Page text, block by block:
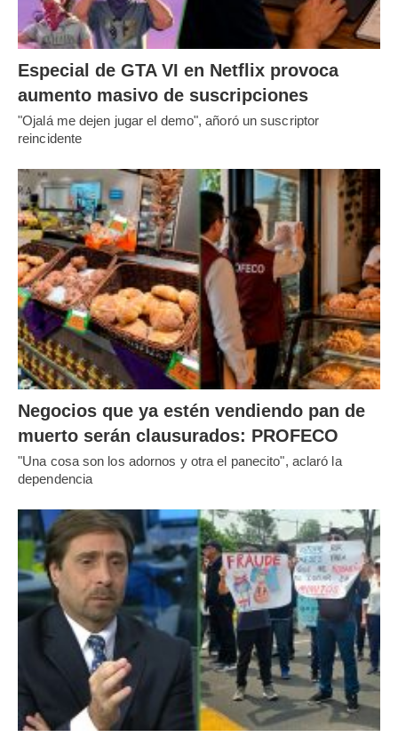
Especial de GTA VI en Netflix provoca
aumento masivo de suscripciones
"Ojalá me dejen jugar el demo", añoró un suscriptor
reincidente
Negocios que ya estén vendiendo pan de
muerto serán clausurados: PROFECO
"Una cosa son los adornos y otra el panecito", aclaró la
dependencia